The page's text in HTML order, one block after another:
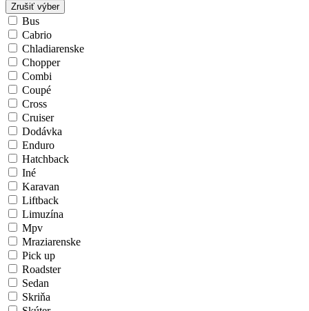
Zrušiť výber
Bus
Cabrio
Chladiarenske
Chopper
Combi
Coupé
Cross
Cruiser
Dodávka
Enduro
Hatchback
Iné
Karavan
Liftback
Limuzína
Mpv
Mraziarenske
Pick up
Roadster
Sedan
Skriňa